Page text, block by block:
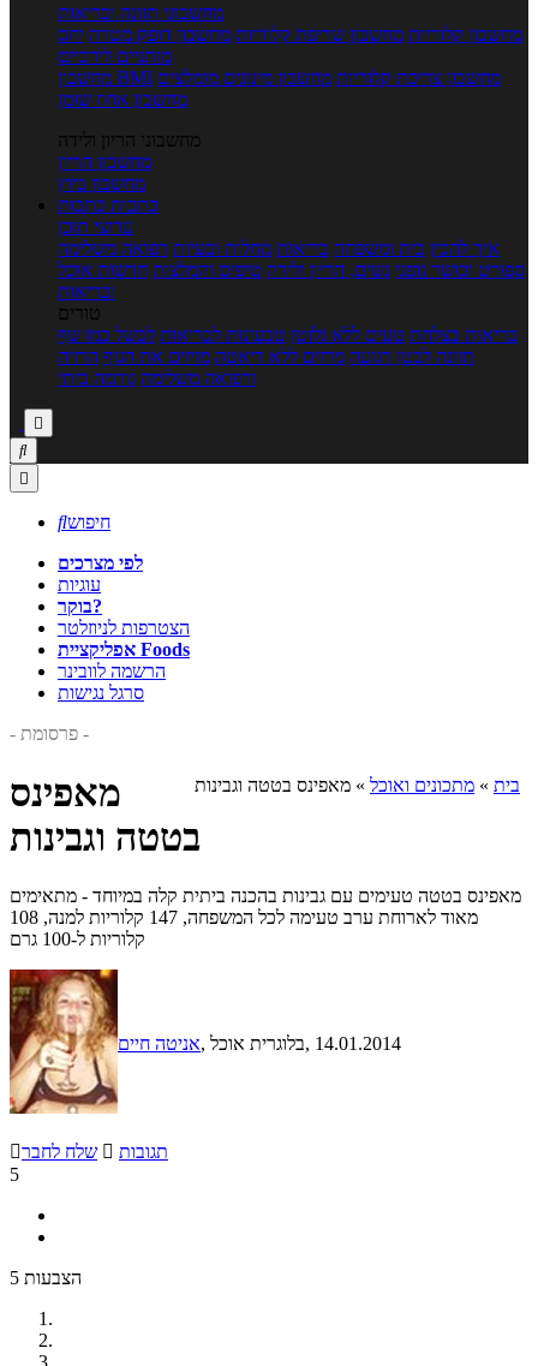
מחשבוני תזונה ובריאות
מחשבון קלוריות מחשבון שריפת קלוריות מחשבון דופק מטרה יחס
מותניים לירכיים
מחשבון BMI
מחשבון צריכת קלוריות מחשבון מינונים מומלצים
מחשבון אחוז שומן
מחשבוני הריון ולידה
מחשבון הריון
מחשבון ביוץ
כתבות כתבות
ערוצי תוכן
איך להכין בית ומשפחה בריאות מחלות ובעיות רפואה משלימה
ספורט וכושר גופני נשים, הריון ולידה טיפים והמלצות חדשות אוכל
ובריאות
טורים
בריאות בצלחת טעים ללא גלוטן טבעונות לבריאות לבשל כמו שף
תזונה לבטן רגועה מרזים ללא דיאטה מזיזים את הגוף הרזיה
ורפואה משלימה גורמה ביתי



חיפוש
לפי מצרכים
עוגיות
בוקר?
הצטרפות לניוזלטר
אפליקציית Foods
הרשמה לוובינר
סרגל נגישות
- פרסומת -
בית » מתכונים ואוכל » מאפינס בטטה וגבינות
מאפינס
בטטה וגבינות
מאפינס בטטה טעימים עם גבינות בהכנה ביתית קלה במיוחד - מתאימים
מאוד לארוחת ערב טעימה לכל המשפחה, 147 קלוריות למנה, 108
קלוריות ל-100 גרם
אניטה חיים , בלוגרית אוכל, 14.01.2014
שלח לחבר  תגובות
5
5 הצבעות